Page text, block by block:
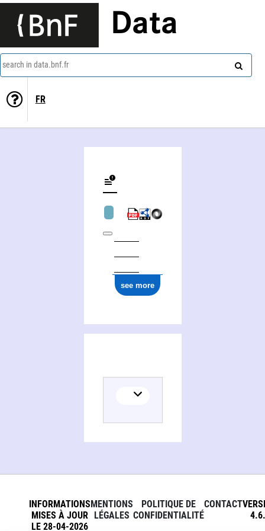
Data
search in data.bnf.fr
FR
see more
INFORMATIONS
MISES À JOUR
LE 28-04-2026
MENTIONS
LÉGALES
POLITIQUE DE
CONFIDENTIALITÉ
CONTACT